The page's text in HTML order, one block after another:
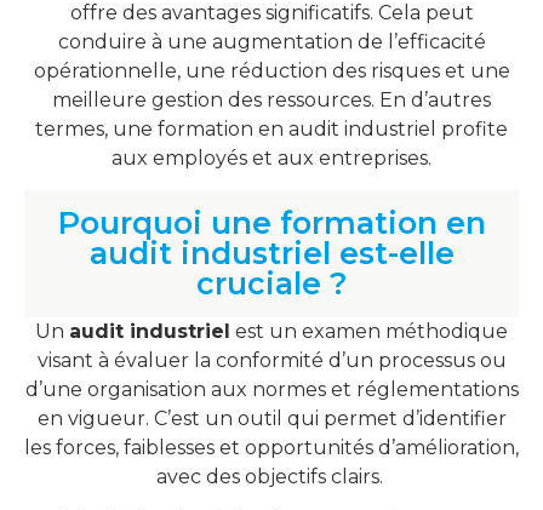
offre des avantages significatifs. Cela peut
conduire à une augmentation de l’efficacité
opérationnelle, une réduction des risques et une
meilleure gestion des ressources. En d’autres
termes, une formation en audit industriel profite
aux employés et aux entreprises.
Pourquoi une formation en
audit industriel est-elle
cruciale ?
Un audit industriel est un examen méthodique
visant à évaluer la conformité d’un processus ou
d’une organisation aux normes et réglementations
en vigueur. C’est un outil qui permet d’identifier
les forces, faiblesses et opportunités d’amélioration,
avec des objectifs clairs.